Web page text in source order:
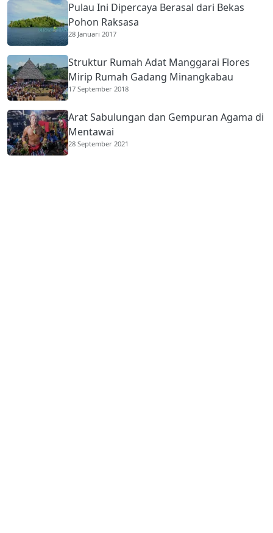
Pulau Ini Dipercaya Berasal dari Bekas
Pohon Raksasa
28 Januari 2017
Struktur Rumah Adat Manggarai Flores
Mirip Rumah Gadang Minangkabau
17 September 2018
Arat Sabulungan dan Gempuran Agama di
Mentawai
28 September 2021